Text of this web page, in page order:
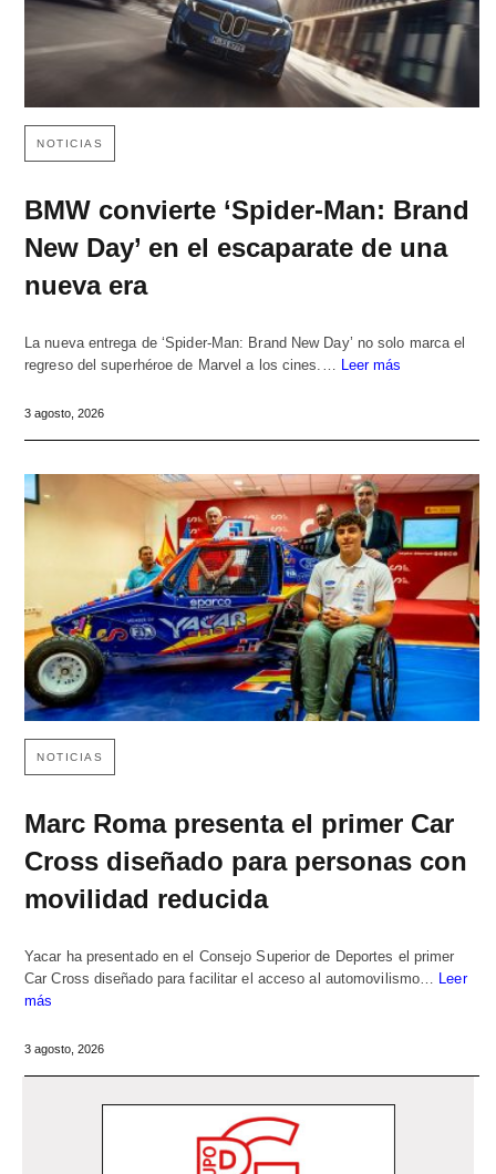
NOTICIAS
BMW convierte ‘Spider-Man: Brand
New Day’ en el escaparate de una
nueva era
La nueva entrega de ‘Spider-Man: Brand New Day’ no solo marca el
regreso del superhéroe de Marvel a los cines.… Leer más
3 agosto, 2026
NOTICIAS
Marc Roma presenta el primer Car
Cross diseñado para personas con
movilidad reducida
Yacar ha presentado en el Consejo Superior de Deportes el primer
Car Cross diseñado para facilitar el acceso al automovilismo… Leer
más
3 agosto, 2026